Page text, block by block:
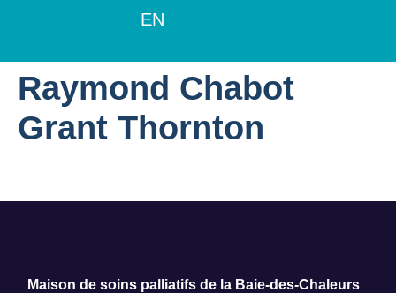
EN
Raymond Chabot
Grant Thornton
Maison de soins palliatifs de la Baie-des-Chaleurs